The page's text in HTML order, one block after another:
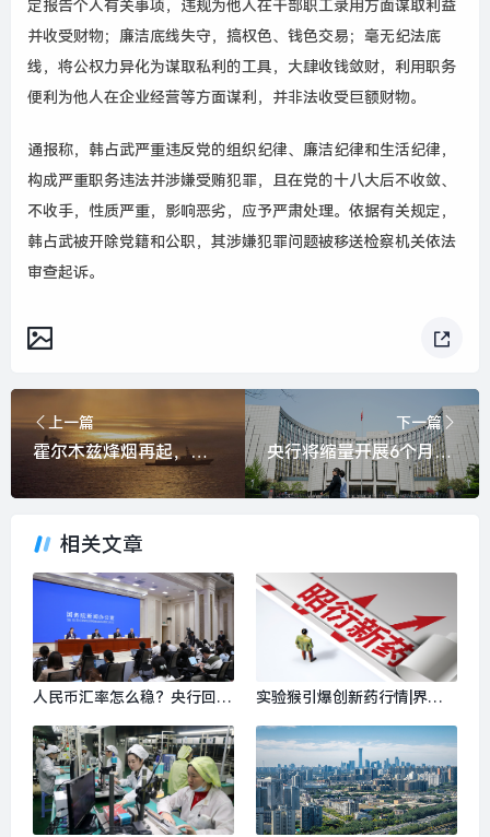
定报告个人有关事项，违规为他人在干部职工录用方面谋取利益
并收受财物；廉洁底线失守，搞权色、钱色交易；毫无纪法底
线，将公权力异化为谋取私利的工具，大肆收钱敛财，利用职务
便利为他人在企业经营等方面谋利，并非法收受巨额财物。
通报称，韩占武严重违反党的组织纪律、廉洁纪律和生活纪律，
构成严重职务违法并涉嫌受贿犯罪，且在党的十八大后不收敛、
不收手，性质严重，影响恶劣，应予严肃处理。依据有关规定，
韩占武被开除党籍和公职，其涉嫌犯罪问题被移送检察机关依法
审查起诉。
上一篇
霍尔木兹烽烟再起，投资者预计6月后航行恢复正常|界面新闻 · 天下
下一篇
央行将缩量开展6个月期买断式逆回购操作，有何深意？|界面新闻
相关文章
人民币汇率怎么稳？央行回应
来了|界面新闻
实验猴引爆创新药行情|界面
新闻